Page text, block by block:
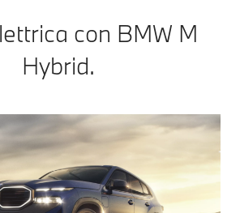
con BMW M
Hybrid.